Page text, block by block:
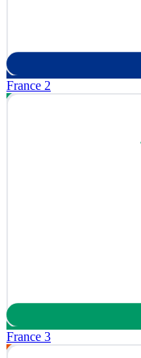
France 2
France 3